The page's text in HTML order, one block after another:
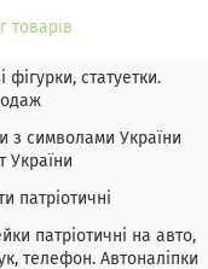
товарів
фігурки, статуетки.
з символами України
України
патріотичні
патріотичні на авто,
телефон. Автоналіпки